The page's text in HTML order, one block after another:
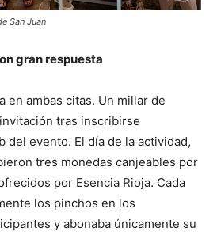
San Juan
gran respuesta
en ambas citas. Un millar de
tras inscribirse
del evento. El día de la actividad,
tres monedas canjeables por
por Esencia Rioja. Cada
los pinchos en los
y abonaba únicamente su